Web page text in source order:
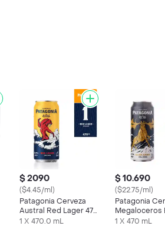
$ 2090
($4.45/ml)
Patagonia Cerveza
Austral Red Lager 470
cc
1 X 470.0 mL
$ 10.690
($22.75/ml)
Patagonia
Megaloceros
470 cc
1 X 470 mL